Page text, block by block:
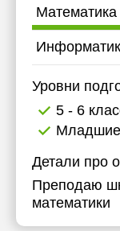
Математика
Уровни
5 - 6
Детали про
Преподаю
математики